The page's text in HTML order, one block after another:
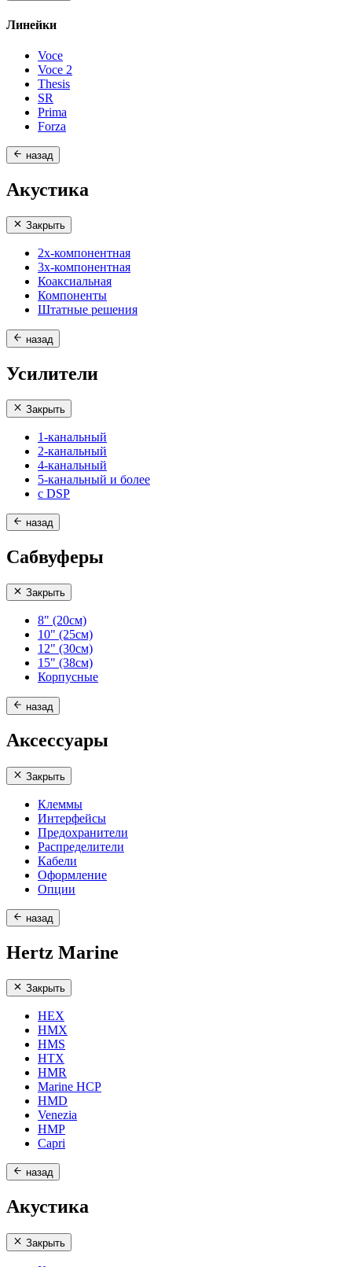
Линейки
Voce
Voce 2
Thesis
SR
Prima
Forza
назад
Акустика
Закрыть
2х-компонентная
3х-компонентная
Коаксиальная
Компоненты
Штатные решения
назад
Усилители
Закрыть
1-канальный
2-канальный
4-канальный
5-канальный и более
с DSP
назад
Сабвуферы
Закрыть
8" (20см)
10" (25см)
12" (30см)
15" (38см)
Корпусные
назад
Аксессуары
Закрыть
Клеммы
Интерфейсы
Предохранители
Распределители
Кабели
Оформление
Опции
назад
Hertz Marine
Закрыть
HEX
HMX
HMS
HTX
HMR
Marine HCP
HMD
Venezia
HMP
Capri
назад
Акустика
Закрыть